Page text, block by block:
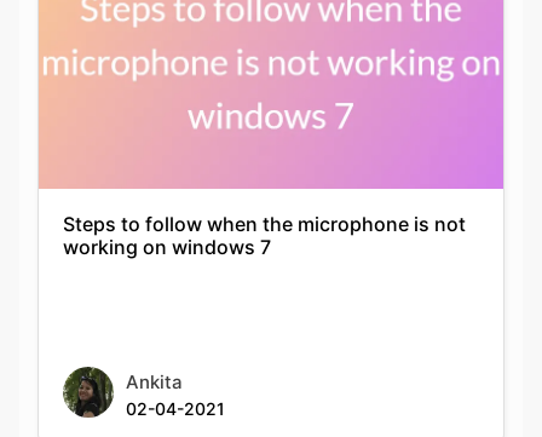
Steps to follow when the microphone is not
working on windows 7
Ankita
02-04-2021